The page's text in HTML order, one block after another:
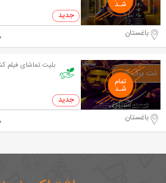
0 خرید
باغستان
بلیت تماشای فیلم
0 خرید
باغستان